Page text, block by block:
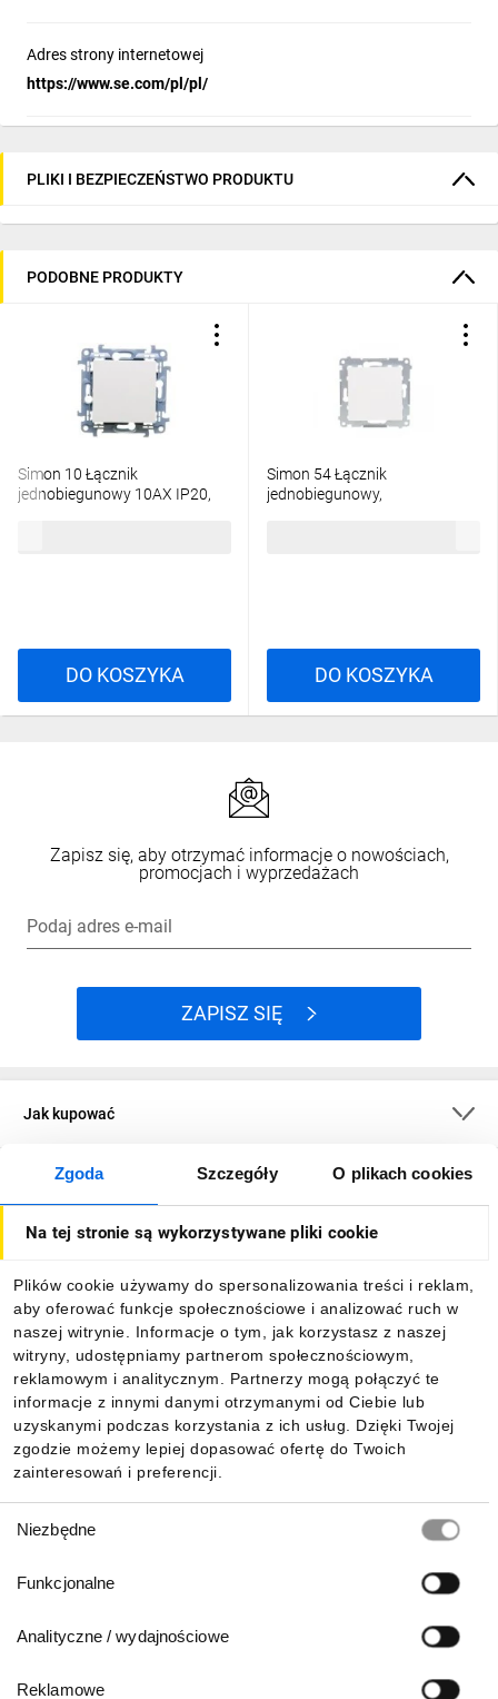
Zgoda Szczegóły O plikach cookies
Na tej stronie są wykorzystywane pliki cookie
Plików cookie używamy do spersonalizowania treści i reklam,
aby oferować funkcje społecznościowe i analizować ruch w
naszej witrynie. Informacje o tym, jak korzystasz z naszej
witryny, udostępniamy partnerom społecznościowym,
reklamowym i analitycznym. Partnerzy mogą połączyć te
informacje z innymi danymi otrzymanymi od Ciebie lub
uzyskanymi podczas korzystania z ich usług. Dzięki Twojej
zgodzie możemy lepiej dopasować ofertę do Twoich
zainteresowań i preferencji.
zgody
Niezbędne
Funkcjonalne
Analityczne / wydajnościowe
Reklamowe
Adres strony internetowej
https://www.se.com/pl/pl/
PLIKI I BEZPIECZEŃSTWO PRODUKTU
PODOBNE PRODUKTY
Simon 10 Łącznik
jednobiegunowy 10AX IP20,
DO KOSZYKA
Simon 54 Łącznik
jednobiegunowy,
DO KOSZYKA
Zapisz się, aby otrzymać informacje o nowościach,
promocjach i wyprzedażach
Podaj adres e-mail
ZAPISZ SIĘ
Jak kupować
O firmie
Informacje
Pobierz naszą aplikację mobilną: